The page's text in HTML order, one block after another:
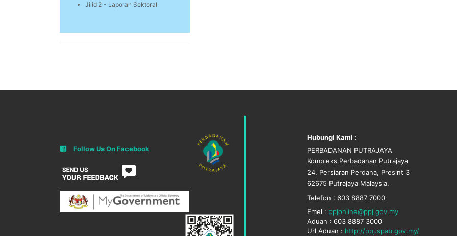
Jilid 2 - Laporan Sektoral
Follow Us On Facebook
Hubungi Kami :
PERBADANAN PUTRAJAYA
Kompleks Perbadanan Putrajaya
24, Persiaran Perdana, Presint 3
62675 Putrajaya Malaysia.
Telefon : 603 8887 7000
Emel : ppjonline@ppj.gov.my
Aduan : 603 8887 3000
Url Aduan : http://ppj.spab.gov.my/